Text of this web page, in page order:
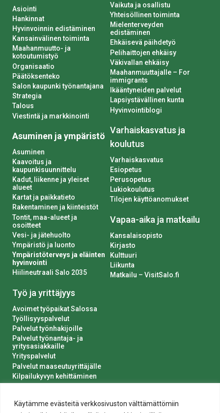
Käytämme evästeitä verkkosivuston välttämättömiin
Asiointi
Hankinnat
Hyvinvoinnin edistäminen
Kansainvälinen toiminta
Maahanmuutto- ja
kotoutumistyö
Organisaatio
Päätöksenteko
Salon kaupunki työnantajana
Strategia
Talous
Viestintä ja markkinointi
Asuminen ja ympäristö
Asuminen
Kaavoitus ja
kaupunkisuunnittelu
Kadut, liikenne ja yleiset
alueet
Kartat ja paikkatieto
Rakentaminen ja kiinteistöt
Tontit, maa-alueet ja
osoitteet
Vesi- ja jätehuolto
Ympäristö ja luonto
Ympäristöterveys ja eläinten
hyvinvointi
Hiilineutraali Salo 2035
Työ ja yrittäjyys
Avoimet työpaikat Salossa
Työllisyyspalvelut
Palvelut työnhakijoille
Palvelut työnantaja- ja
yritysasiakkaille
Yrityspalvelut
Palvelut maaseutuyrittäjälle
Kilpailukyvyn kehittäminen
Vaikuta ja osallistu
Yhteisöllinen toiminta
Mielenterveyden
edistäminen
Ehkäisevä päihdetyö
Pelihaittojen ehkäisy
Väkivallan ehkäisy
Maahanmuuttajalle – For
immigrants
Ikääntyneiden palvelut
Lapsiystävällinen kunta
Hyvinvointiblogi
Varhaiskasvatus ja
koulutus
Varhaiskasvatus
Esiopetus
Perusopetus
Lukiokoulutus
Tilojen käyttöanomukset
Vapaa-aika ja matkailu
Kansalaisopisto
Kirjasto
Kulttuuri
Liikunta
Matkailu – VisitSalo.fi